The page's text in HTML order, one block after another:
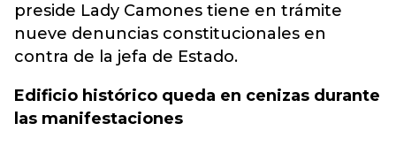
preside Lady Camones tiene en trámite
nueve denuncias constitucionales en
contra de la jefa de Estado.
Edificio histórico queda en cenizas durante
las manifestaciones